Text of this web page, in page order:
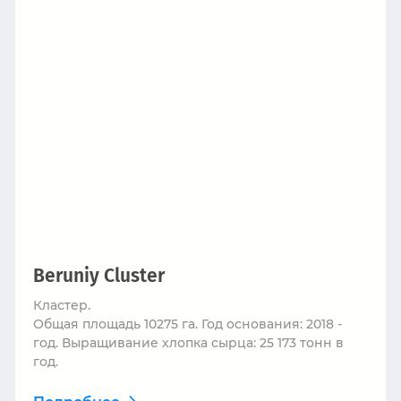
Beruniy Cluster
Кластер.
Общая площадь 10275 га. Год основания: 2018 -
год. Выращивание хлопка сырца: 25 173 тонн в
год.